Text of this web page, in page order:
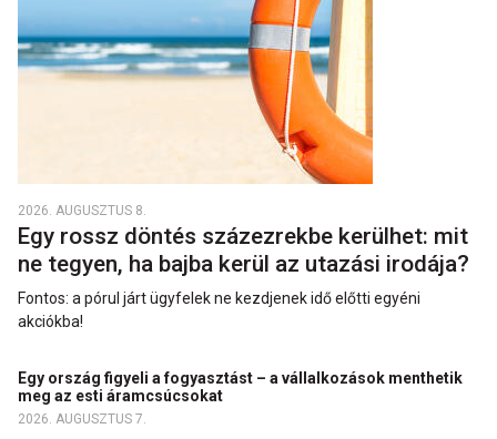
2026. AUGUSZTUS 8.
Egy rossz döntés százezrekbe kerülhet: mit
ne tegyen, ha bajba kerül az utazási irodája?
Fontos: a pórul járt ügyfelek ne kezdjenek idő előtti egyéni
akciókba!
Egy ország figyeli a fogyasztást – a vállalkozások menthetik
meg az esti áramcsúcsokat
2026. AUGUSZTUS 7.